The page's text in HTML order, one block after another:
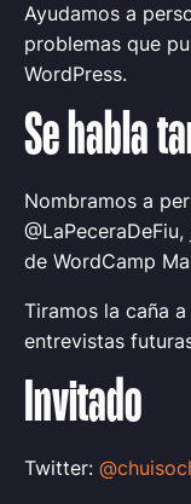
Ayudamos a
problemas que
WordPress.
Se habla
Nombramos a
de WordCamp
Tiramos la caña
entrevistas
Invitado
Twitter: